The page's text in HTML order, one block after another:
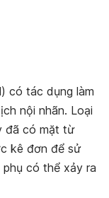
có tác dụng làm
nội nhãn. Loại
đã có mặt từ
kê đơn để sử
có thể xảy ra